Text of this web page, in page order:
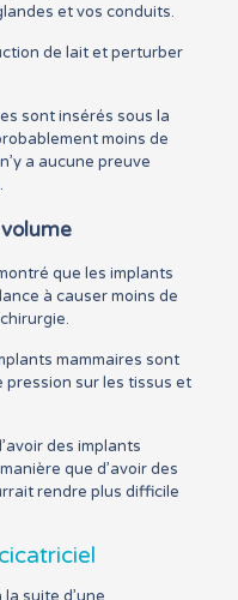
et vos conduits.
de lait et perturber
sont insérés sous la
moins de
a aucune preuve
que les implants
à causer moins de
mammaires sont
pression sur les tissus et
des implants
que d’avoir des
rendre plus difficile
suite d’une